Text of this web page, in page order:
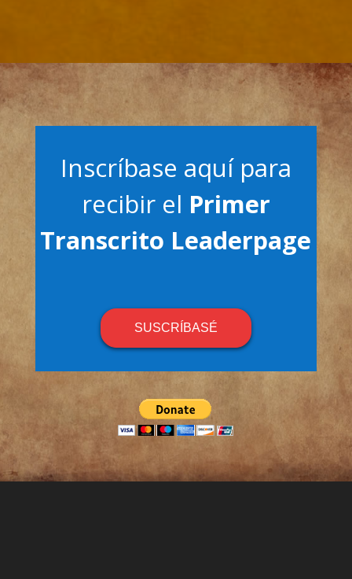
Inscríbase aquí para
recibir el Primer
Transcrito Leaderpage
SUSCRÍBASÉ